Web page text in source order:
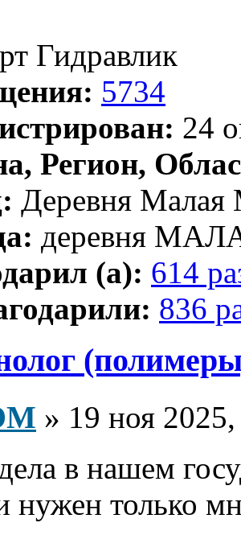
Гидравлик
5734
24
Регион,
Деревня Малая
деревня
(а): 614
836
» 19 ноя
в нашем
нужен только